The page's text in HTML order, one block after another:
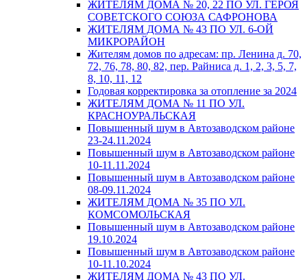
ЖИТЕЛЯМ ДОМА № 20, 22 ПО УЛ. ГЕРОЯ
СОВЕТСКОГО СОЮЗА САФРОНОВА
ЖИТЕЛЯМ ДОМА № 43 ПО УЛ. 6-ОЙ
МИКРОРАЙОН
Жителям домов по адресам: пр. Ленина д. 70,
72, 76, 78, 80, 82, пер. Райниса д. 1, 2, 3, 5, 7,
8, 10, 11, 12
Годовая корректировка за отопление за 2024
ЖИТЕЛЯМ ДОМА № 11 ПО УЛ.
КРАСНОУРАЛЬСКАЯ
Повышенный шум в Автозаводском районе
23-24.11.2024
Повышенный шум в Автозаводском районе
10-11.11.2024
Повышенный шум в Автозаводском районе
08-09.11.2024
ЖИТЕЛЯМ ДОМА № 35 ПО УЛ.
КОМСОМОЛЬСКАЯ
Повышенный шум в Автозаводском районе
19.10.2024
Повышенный шум в Автозаводском районе
10-11.10.2024
ЖИТЕЛЯМ ДОМА № 43 ПО УЛ.